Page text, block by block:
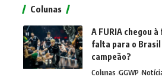
Colunas
A FURIA chegou
falta para o
campeão?
Colunas GGWP